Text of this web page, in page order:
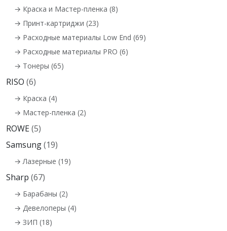
→ Краска и Мастер-пленка (8)
→ Принт-картриджи (23)
→ Расходные материалы Low End (69)
→ Расходные материалы PRO (6)
→ Тонеры (65)
RISO (6)
→ Краска (4)
→ Мастер-пленка (2)
ROWE(5)
Samsung(19)
→ Лазерные (19)
Sharp (67)
→ Барабаны (2)
→ Девелоперы (4)
→ ЗИП (18)